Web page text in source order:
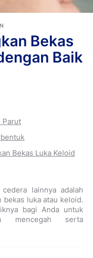
Bekas
Baik
Parut
Bekas Luka Keloid
lainnya adalah
luka atau keloid.
bagi Anda untuk
mencegah serta